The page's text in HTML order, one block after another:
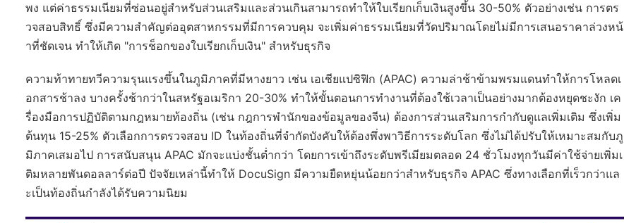
พง แต่ค่าธรรมเนียมที่ซ่อนอยู่สำหรับส่วนเสริมและส่วนเกินสามารถทำให้ใบเรียกเก็บเงินสูงขึ้น 30-50% ตัวอย่างเช่น การตร
วจสอบสิทธิ์ ซึ่งมีความสำคัญต่ออุตสาหกรรมที่มีการควบคุม จะเพิ่มค่าธรรมเนียมที่วัดปริมาณโดยไม่มีการเสนอราคาล่วงหน้
าที่ชัดเจน ทำให้เกิด "การช็อกของใบเรียกเก็บเงิน" สำหรับธุรกิจ
ความท้าทายทวีความรุนแรงขึ้นในภูมิภาคที่มีหางยาว เช่น เอเชียแปซิฟิก (APAC) ความล่าช้าข้ามพรมแดนทำให้การโหลดเ
อกสารช้าลง บางครั้งช้ากว่าในสหรัฐอเมริกา 20-30% ทำให้ขั้นตอนการทำงานที่ต้องใช้เวลาเป็นอย่างมากต้องหยุดชะงัก เค
รื่องมือการปฏิบัติตามกฎหมายท้องถิ่น (เช่น กฎการพำนักของข้อมูลของจีน) ต้องการส่วนเสริมการกำกับดูแลเพิ่มเติม ซึ่งเพิ่ม
ต้นทุน 15-25% ตัวเลือกการตรวจสอบ ID ในท้องถิ่นที่จำกัดบังคับให้ต้องพึ่งพาวิธีการระดับโลก ซึ่งไม่ได้ปรับให้เหมาะสมกับภู
มิภาคเสมอไป การสนับสนุน APAC มักจะแบ่งชั้นต่ำกว่า โดยการเข้าถึงระดับพรีเมียมตลอด 24 ชั่วโมงทุกวันมีค่าใช้จ่ายเพิ่มเ
ติมหลายพันดอลลาร์ต่อปี ปัจจัยเหล่านี้ทำให้ DocuSign มีความยืดหยุ่นน้อยกว่าสำหรับธุรกิจ APAC ซึ่งทางเลือกที่เร็วกว่าแล
ะเป็นท้องถิ่นกำลังได้รับความนิยม